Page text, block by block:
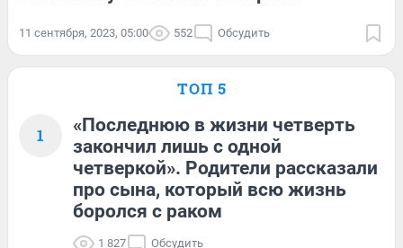
11 сентября, 2023, 05:00 552 Обсудить
ТОП 5
1
«Последнюю в жизни четверть
закончил лишь с одной
четверкой». Родители рассказали
про сына, который всю жизнь
боролся с раком
1 827 Обсудить